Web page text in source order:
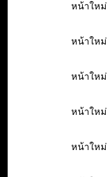
หน้าใหม่
หน้าใหม่
หน้าใหม่
หน้าใหม่
หน้าใหม่